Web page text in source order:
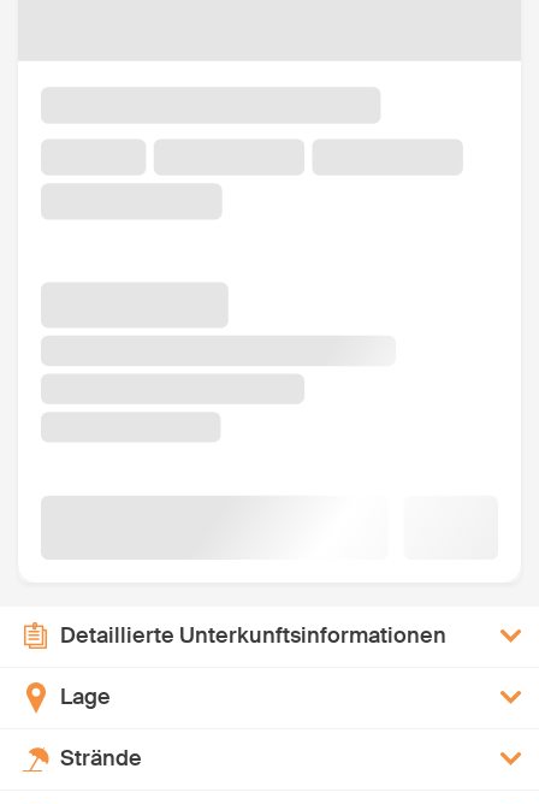
Detaillierte Unterkunftsinformationen
Lage
Strände